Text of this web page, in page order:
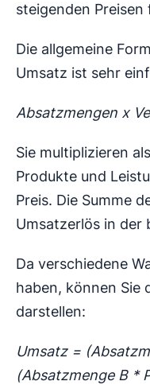
steigenden Preisen
Die allgemeine
Umsatz ist sehr
Absatzmengen x
Sie multiplizieren
Produkte und
Preis. Die Summe
Umsatzerlös in der
Da verschiedene
haben, können Sie
darstellen:
Umsatz =
(Absatzmenge B *